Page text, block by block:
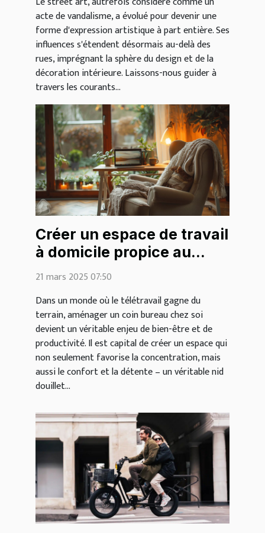
acte de vandalisme, a évolué pour devenir une
forme d'expression artistique à part entière. Ses
influences s'étendent désormais au-delà des
rues, imprégnant la sphère du design et de la
décoration intérieure. Laissons-nous guider à
travers les courants...
Créer un espace de travail
à domicile propice au
cocooning
21 mars 2025 07:50
Dans un monde où le télétravail gagne du
terrain, aménager un coin bureau chez soi
devient un véritable enjeu de bien-être et de
productivité. Il est capital de créer un espace qui
non seulement favorise la concentration, mais
aussi le confort et la détente – un véritable nid
douillet...